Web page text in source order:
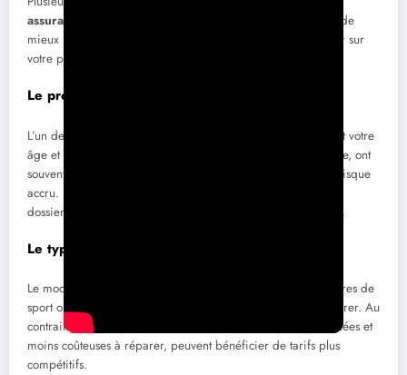
assurance auto
. Comprendre ces éléments vous permettra de
mieux négocier votre contrat et potentiellement d’économiser sur
votre prime d’assurance.
Le profil du conducteur
L’un des critères majeurs pris en compte par les assureurs est votre
âge et votre expérience. Les jeunes conducteurs, par exemple, ont
souvent des primes plus élevées en raison de leur potentiel risque
accru. En revanche, un conducteur expérimenté avec un bon
dossier d’assurance verra, généralement, ses tarifs diminuer.
Le type de véhicule
Le modèle de votre voiture joue également un rôle. Les voitures de
sport ou les modèles de luxe sont souvent plus coûteux à assurer. Au
contraire, les voitures citadines, moins susceptibles d’être volées et
moins coûteuses à réparer, peuvent bénéficier de tarifs plus
compétitifs.